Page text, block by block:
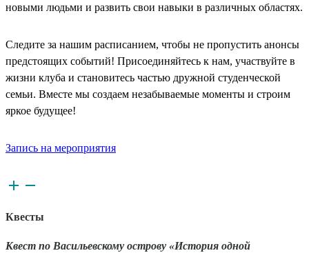
новыми людьми и развить свои навыки в различных областях.
Следите за нашим расписанием, чтобы не пропустить анонсы
предстоящих событий! Присоединяйтесь к нам, участвуйте в
жизни клуба и становитесь частью дружной студенческой
семьи. Вместе мы создаем незабываемые моменты и строим
яркое будущее!
Запись на мероприятия
Квесты
Квест по Васильевскому острову «История одной